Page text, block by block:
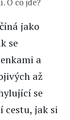
O co jde?
jako
se
a
až
se
cestu, jak si